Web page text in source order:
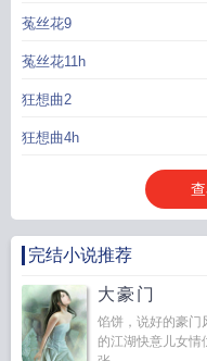
菟丝花9
菟丝花11h
狂想曲2
狂想曲4h
完结小说推荐
大豪门
馅饼，说好的豪门
的江湖快意儿女情